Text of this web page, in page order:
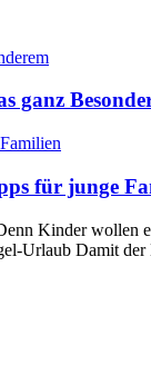
ganz
für junge
Kinder wollen
Urlaub Damit